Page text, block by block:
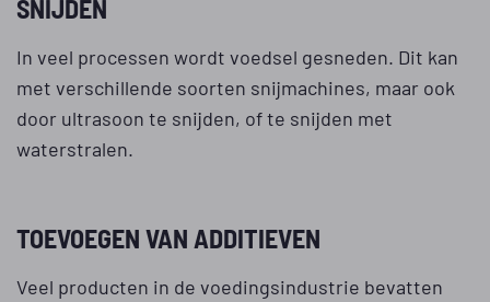
SNIJDEN
In veel processen wordt voedsel gesneden. Dit kan
met verschillende soorten snijmachines, maar ook
door ultrasoon te snijden, of te snijden met
waterstralen.
TOEVOEGEN VAN ADDITIEVEN
Veel producten in de voedingsindustrie bevatten